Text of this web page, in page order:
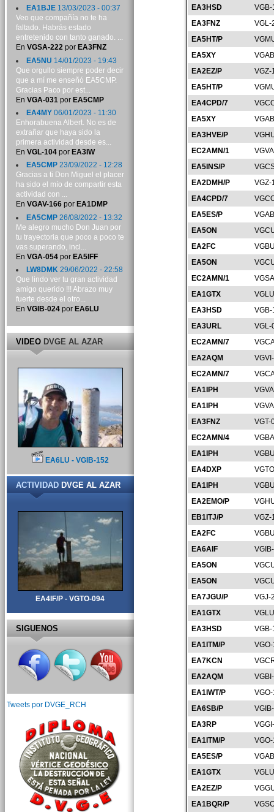
EA3HSD
EA3FNZ
VGL-
EA5HT/P
EA5XY
EA2EZ/P
VGZ-
EA5HT/P
EA4CPD/7
EA5XY
EA3HVE/P
EC2AMN/1
EA5INS/P
EA2DMH/P
VGZ-
EA4CPD/7
EA5ES/P
EA5ON
EA2FC
EA5ON
EC2AMN/1
EA1GTX
EA3HSD
EA3URL
VGL-
EC2AMN/7
EA2AQM
EC2AMN/7
EA1IPH
EA1IPH
EA3FNZ
VGT-
EC2AMN/4
EA1IPH
EA4DXP
EA1IPH
EA2EMO/P
EB1ITJ/P
VGZ-
EA2FC
EA6AIF
EA5ON
EA5ON
EA7JGU/P
VGJ-
EA1GTX
EA3HSD
EA1ITM/P
EA7KCN
EA2AQM
EA1IWT/P
EA6SB/P
EA3RP
EA1ITM/P
EA5ES/P
EA1GTX
EA2EZ/P
EA1BQR/P
EA1BJE13/03/2023 - 00:37
Veo que compañía no te ha
faltado. Habrás estado
entretenido con tanto ganado. ...
En VGSA-222por EA3FNZ
EA5NU 14/01/2023 - 19:43
Que orgullo siempre poder decir
que a mí me enseñó EA5CMP.
Gracias Paco por est...
En VGA-031 por EA5CMP
EA4MY06/01/2023 - 11:30
Enhorabuena Albert. No es de
extrañar que haya sido la
primera actividad desde es...
En VGL-104por EA3IW
EA5CMP23/09/2022 - 12:28
Gracias a ti Don Miguel el placer
ha sido el mío de compartir esta
actividad con ...
En VGAV-166por EA1DMP
EA5CMP26/08/2022 - 13:32
Me alegro mucho Don Juan por
tu trayectoria que poco a poco te
vas superando, incl...
En VGA-054por EA5IFF
LW8DMK29/06/2022 - 22:58
Que lindo ver tu gran actividad
amigo querido !!! Abrazo muy
fuerte desde el otro...
En VGIB-024por EA6LU
VIDEODVGE AL AZAR
EA6LU - VGIB-152
ACTIVIDADDVGE AL AZAR
EA4IF/P - VGTO-094
SIGUENOS
Tweets por DVGE_RCH